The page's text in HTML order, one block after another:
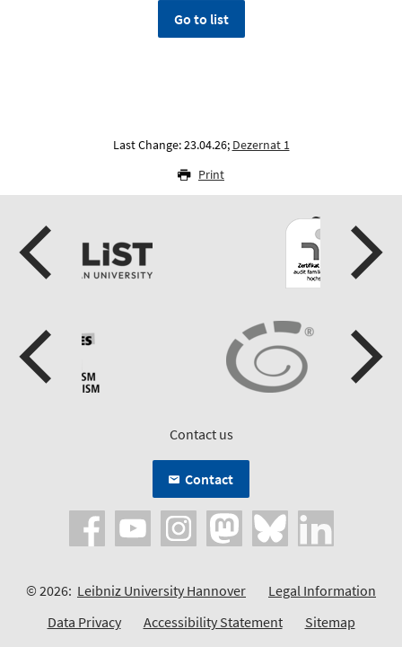
Go to list
Last Change: 23.04.26; Dezernat 1
Print
Contact us
Contact
© 2026: Leibniz University Hannover
Legal Information
Data Privacy
Accessibility Statement
Sitemap